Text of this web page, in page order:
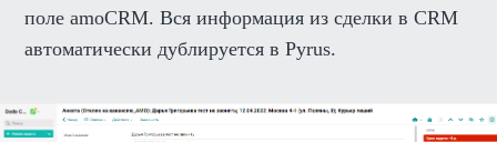
поле amoCRM. Вся информация из сделки в CRM
автоматически дублируется в Pyrus.